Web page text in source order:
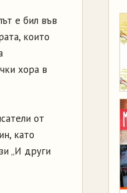
е бил във
които
хора в
от
като
„И други